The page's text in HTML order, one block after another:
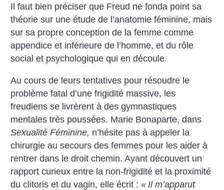
Il faut bien préciser que Freud ne fonda point sa
théorie sur une étude de l’anatomie féminine, mais
sur sa propre conception de la femme comme
appendice et inférieure de l’homme, et du rôle
social et psychologique qui en découle.
Au cours de leurs tentatives pour résoudre le
problème fatal d’une fri­gidité massive, les
freudiens se livrèrent à des gymnastiques
mentales très poussées. Marie Bonaparte, dans
Sexualité Féminine, n’hésite pas à appeler la
chirurgie au secours des femmes pour les aider à
rentrer dans le droit chemin. Ayant découvert un
rapport curieux entre la non-frigidité et la proximité
du clitoris et du vagin, elle écrit :« Il m’apparut